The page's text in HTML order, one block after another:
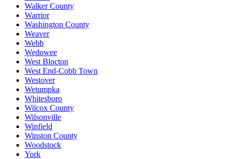
Walker County
Warrior
Washington County
Weaver
Webb
Wedowee
West Blocton
West End-Cobb Town
Westover
Wetumpka
Whitesboro
Wilcox County
Wilsonville
Winfield
Winston County
Woodstock
York